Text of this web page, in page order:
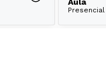
Presencial